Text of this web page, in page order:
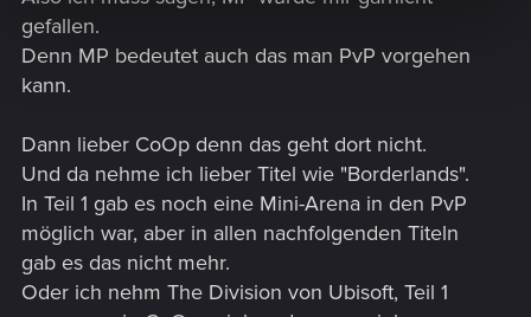
gefallen.
Denn MP bedeutet auch das man PvP vorgehen
kann.
Dann lieber CoOp denn das geht dort nicht.
Und da nehme ich lieber Titel wie "Borderlands".
In Teil 1 gab es noch eine Mini-Arena in den PvP
möglich war, aber in allen nachfolgenden Titeln
gab es das nicht mehr.
Oder ich nehm The Division von Ubisoft, Teil 1